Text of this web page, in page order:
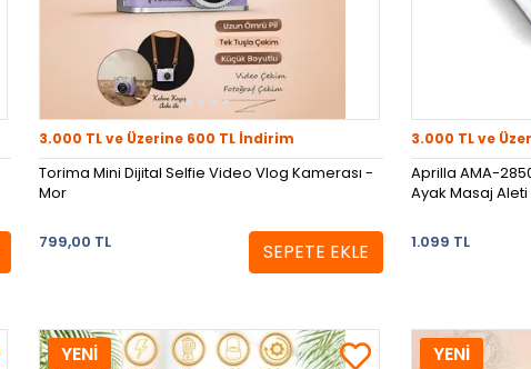
3.000 TL ve Üzerine 600 TL İndirim
Torima Mini Dijital Selfie Video Vlog Kamerası -
Mor
799,00 TL SEPETE EKLE
3.000 TL ve
Aprilla AMA-
Ayak Masaj
1.099 TL
YENİ YENİ